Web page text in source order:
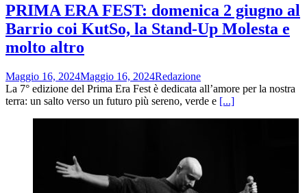
PRIMA ERA FEST: domenica 2 giugno al
Barrio coi KutSo, la Stand-Up Molesta e
molto altro
Maggio 16, 2024Maggio 16, 2024Redazione
La 7° edizione del Prima Era Fest è dedicata all’amore per la nostra
terra: un salto verso un futuro più sereno, verde e [...]